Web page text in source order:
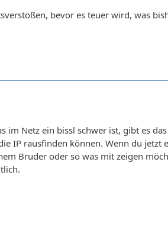
bevor es teuer wird, was
Netz ein bissl schwer ist, gibt es
IP rausfinden können. Wenn du jetzt
Bruder oder so was mit zeigen